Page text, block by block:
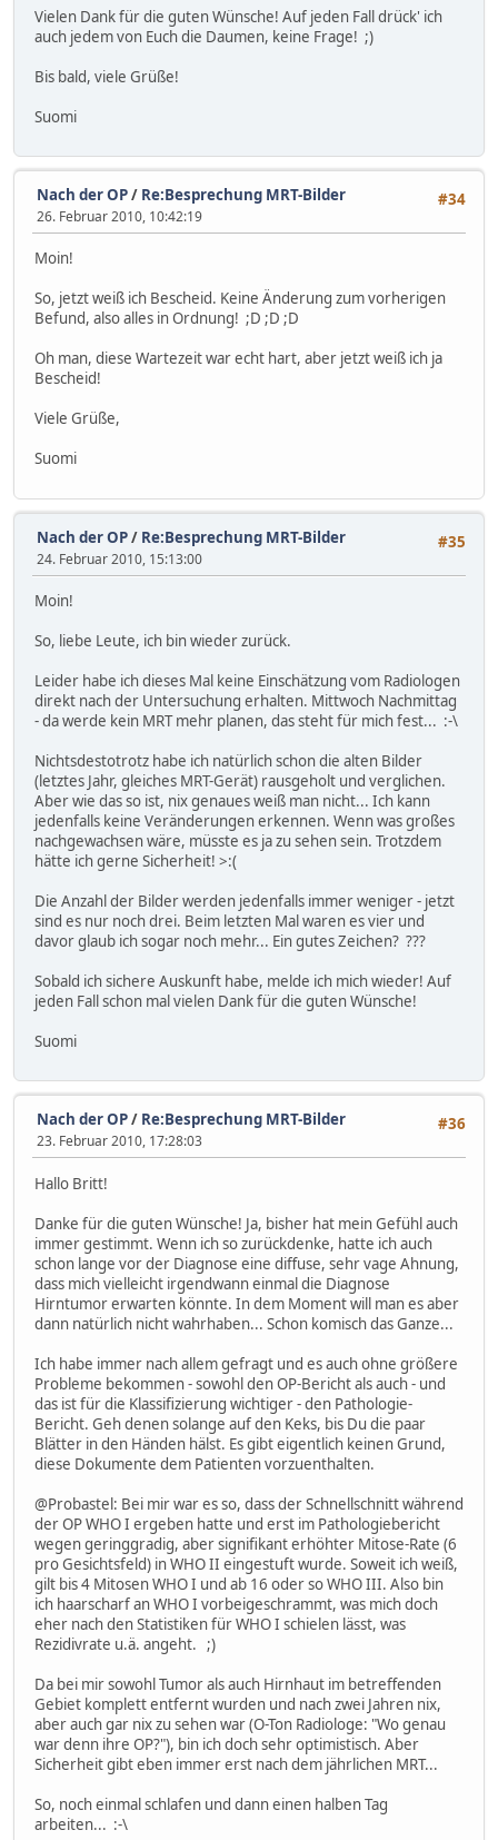
Vielen Dank für die guten Wünsche! Auf jeden Fall drück' ich
auch jedem von Euch die Daumen, keine Frage! ;)
Bis bald, viele Grüße!
Suomi
#34
Nach der OP/ Re:Besprechung MRT-Bilder
26. Februar 2010, 10:42:19
Moin!
So, jetzt weiß ich Bescheid. Keine Änderung zum vorherigen
Befund, also alles in Ordnung! ;D ;D ;D
Oh man, diese Wartezeit war echt hart, aber jetzt weiß ich ja
Bescheid!
Viele Grüße,
Suomi
#35
Nach der OP/ Re:Besprechung MRT-Bilder
24. Februar 2010, 15:13:00
Moin!
So, liebe Leute, ich bin wieder zurück.
Leider habe ich dieses Mal keine Einschätzung vom Radiologen
direkt nach der Untersuchung erhalten. Mittwoch Nachmittag
- da werde kein MRT mehr planen, das steht für mich fest... :-\
Nichtsdestotrotz habe ich natürlich schon die alten Bilder
(letztes Jahr, gleiches MRT-Gerät) rausgeholt und verglichen.
Aber wie das so ist, nix genaues weiß man nicht... Ich kann
jedenfalls keine Veränderungen erkennen. Wenn was großes
nachgewachsen wäre, müsste es ja zu sehen sein. Trotzdem
hätte ich gerne Sicherheit! >:(
Die Anzahl der Bilder werden jedenfalls immer weniger - jetzt
sind es nur noch drei. Beim letzten Mal waren es vier und
davor glaub ich sogar noch mehr... Ein gutes Zeichen? ???
Sobald ich sichere Auskunft habe, melde ich mich wieder! Auf
jeden Fall schon mal vielen Dank für die guten Wünsche!
Suomi
#36
Nach der OP/ Re:Besprechung MRT-Bilder
23. Februar 2010, 17:28:03
Hallo Britt!
Danke für die guten Wünsche! Ja, bisher hat mein Gefühl auch
immer gestimmt. Wenn ich so zurückdenke, hatte ich auch
schon lange vor der Diagnose eine diffuse, sehr vage Ahnung,
dass mich vielleicht irgendwann einmal die Diagnose
Hirntumor erwarten könnte. In dem Moment will man es aber
dann natürlich nicht wahrhaben... Schon komisch das Ganze...
Ich habe immer nach allem gefragt und es auch ohne größere
Probleme bekommen - sowohl den OP-Bericht als auch - und
das ist für die Klassifizierung wichtiger - den Pathologie-
Bericht. Geh denen solange auf den Keks, bis Du die paar
Blätter in den Händen hälst. Es gibt eigentlich keinen Grund,
diese Dokumente dem Patienten vorzuenthalten.
@Probastel: Bei mir war es so, dass der Schnellschnitt während
der OP WHO I ergeben hatte und erst im Pathologiebericht
wegen geringgradig, aber signifikant erhöhter Mitose-Rate (6
pro Gesichtsfeld) in WHO II eingestuft wurde. Soweit ich weiß,
gilt bis 4 Mitosen WHO I und ab 16 oder so WHO III. Also bin
ich haarscharf an WHO I vorbeigeschrammt, was mich doch
eher nach den Statistiken für WHO I schielen lässt, was
Rezidivrate u.ä. angeht. ;)
Da bei mir sowohl Tumor als auch Hirnhaut im betreffenden
Gebiet komplett entfernt wurden und nach zwei Jahren nix,
aber auch gar nix zu sehen war (O-Ton Radiologe: "Wo genau
war denn ihre OP?"), bin ich doch sehr optimistisch. Aber
Sicherheit gibt eben immer erst nach dem jährlichen MRT...
So, noch einmal schlafen und dann einen halben Tag
arbeiten... :-\